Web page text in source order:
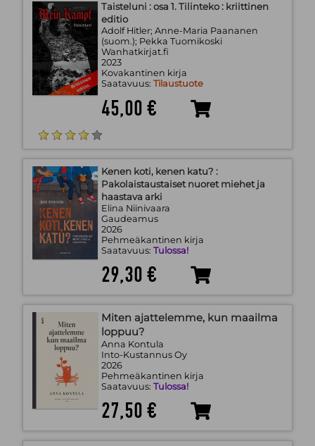
Taisteluni : osa 1. Tilinteko : kriittinen
editio
Adolf Hitler; Anne-Maria Paananen
(suom.); Pekka Tuomikoski
Wanhatkirjat.fi
2023
Kovakantinen kirja
Saatavuus: Tilaustuote
45,00 €
Kenen koti, kenen katu? :
Pakolaistaustaiset nuoret miehet ja
haastava arki
Elina Niinivaara
Gaudeamus
2026
Pehmeäkantinen kirja
Saatavuus: Tulossa!
29,30 €
Miten ajattelemme, kun maailma
loppuu?
Anna Kontula
Into-Kustannus Oy
2026
Pehmeäkantinen kirja
Saatavuus: Tulossa!
27,50 €